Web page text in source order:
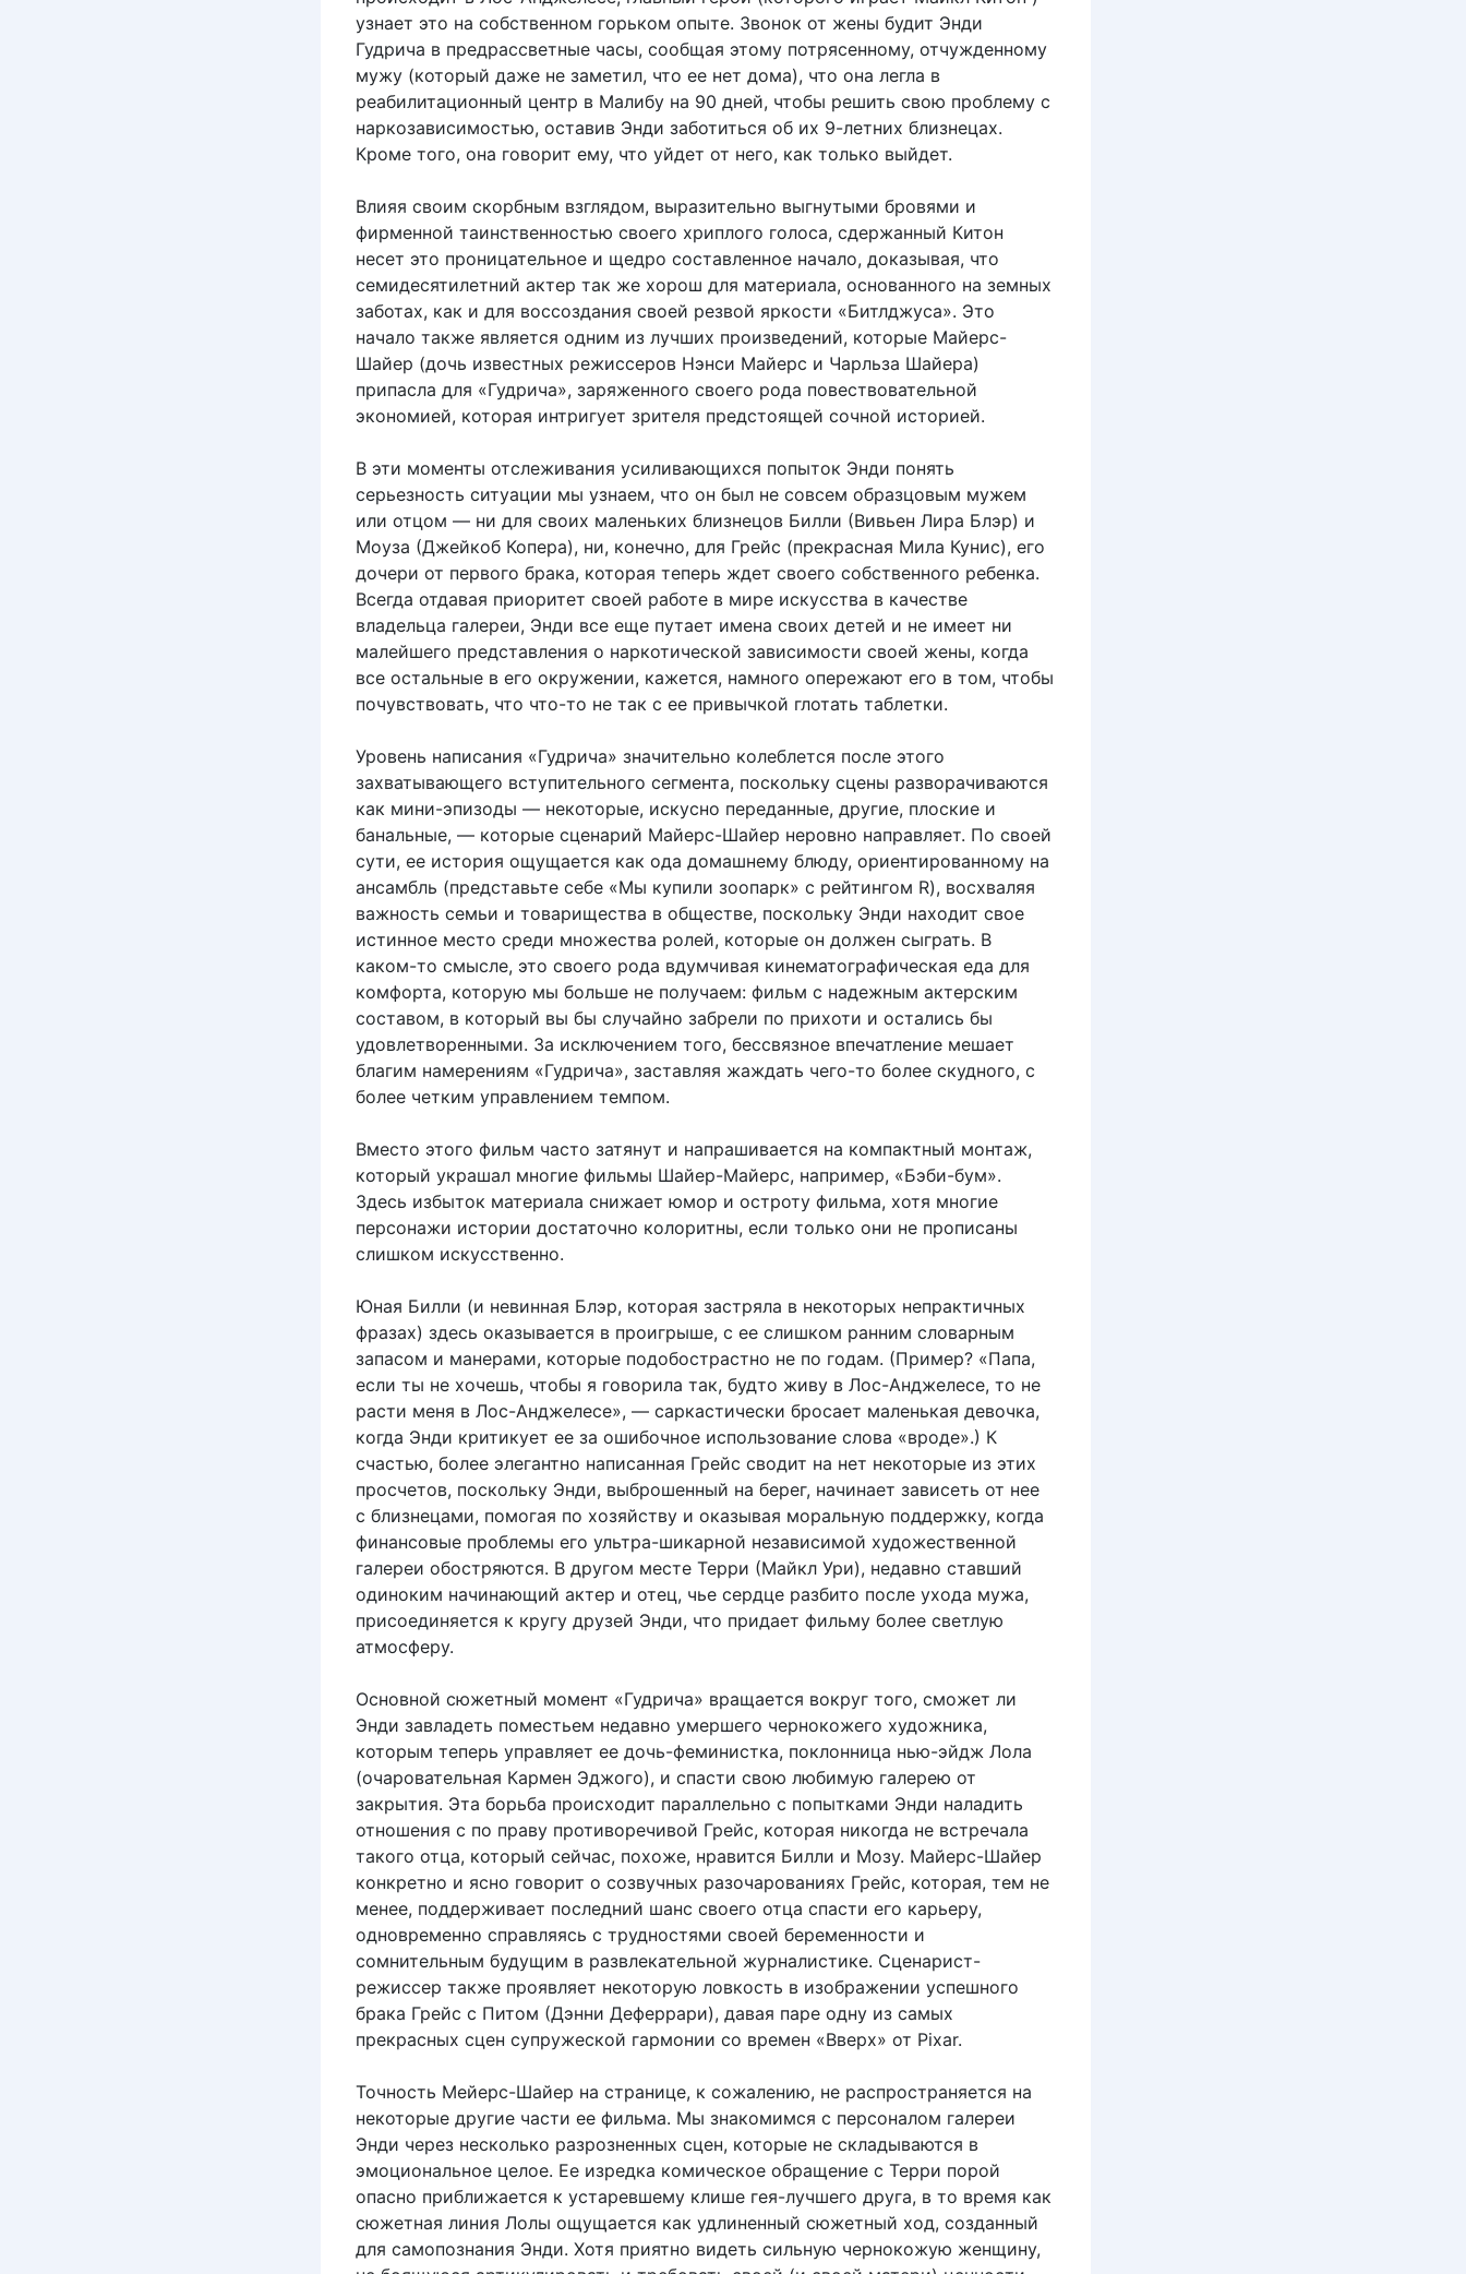
узнает это на собственном горьком опыте. Звонок от жены будит Энди
Гудрича в предрассветные часы, сообщая этому потрясенному, отчужденному
мужу (который даже не заметил, что ее нет дома), что она легла в
реабилитационный центр в Малибу на 90 дней, чтобы решить свою проблему с
наркозависимостью, оставив Энди заботиться об их 9-летних близнецах.
Кроме того, она говорит ему, что уйдет от него, как только выйдет.
Влияя своим скорбным взглядом, выразительно выгнутыми бровями и
фирменной таинственностью своего хриплого голоса, сдержанный Китон
несет это проницательное и щедро составленное начало, доказывая, что
семидесятилетний актер так же хорош для материала, основанного на земных
заботах, как и для воссоздания своей резвой яркости «Битлджуса». Это
начало также является одним из лучших произведений, которые Майерс-
Шайер (дочь известных режиссеров Нэнси Майерс и Чарльза Шайера)
припасла для «Гудрича», заряженного своего рода повествовательной
экономией, которая интригует зрителя предстоящей сочной историей.
В эти моменты отслеживания усиливающихся попыток Энди понять
серьезность ситуации мы узнаем, что он был не совсем образцовым мужем
или отцом — ни для своих маленьких близнецов Билли (Вивьен Лира Блэр) и
Моуза (Джейкоб Копера), ни, конечно, для Грейс (прекрасная Мила Кунис), его
дочери от первого брака, которая теперь ждет своего собственного ребенка.
Всегда отдавая приоритет своей работе в мире искусства в качестве
владельца галереи, Энди все еще путает имена своих детей и не имеет ни
малейшего представления о наркотической зависимости своей жены, когда
все остальные в его окружении, кажется, намного опережают его в том, чтобы
почувствовать, что что-то не так с ее привычкой глотать таблетки.
Уровень написания «Гудрича» значительно колеблется после этого
захватывающего вступительного сегмента, поскольку сцены разворачиваются
как мини-эпизоды — некоторые, искусно переданные, другие, плоские и
банальные, — которые сценарий Майерс-Шайер неровно направляет. По своей
сути, ее история ощущается как ода домашнему блюду, ориентированному на
ансамбль (представьте себе «Мы купили зоопарк» с рейтингом R), восхваляя
важность семьи и товарищества в обществе, поскольку Энди находит свое
истинное место среди множества ролей, которые он должен сыграть. В
каком-то смысле, это своего рода вдумчивая кинематографическая еда для
комфорта, которую мы больше не получаем: фильм с надежным актерским
составом, в который вы бы случайно забрели по прихоти и остались бы
удовлетворенными. За исключением того, бессвязное впечатление мешает
благим намерениям «Гудрича», заставляя жаждать чего-то более скудного, с
более четким управлением темпом.
Вместо этого фильм часто затянут и напрашивается на компактный монтаж,
который украшал многие фильмы Шайер-Майерс, например, «Бэби-бум».
Здесь избыток материала снижает юмор и остроту фильма, хотя многие
персонажи истории достаточно колоритны, если только они не прописаны
слишком искусственно.
Юная Билли (и невинная Блэр, которая застряла в некоторых непрактичных
фразах) здесь оказывается в проигрыше, с ее слишком ранним словарным
запасом и манерами, которые подобострастно не по годам. (Пример? «Папа,
если ты не хочешь, чтобы я говорила так, будто живу в Лос-Анджелесе, то не
расти меня в Лос-Анджелесе», — саркастически бросает маленькая девочка,
когда Энди критикует ее за ошибочное использование слова «вроде».) К
счастью, более элегантно написанная Грейс сводит на нет некоторые из этих
просчетов, поскольку Энди, выброшенный на берег, начинает зависеть от нее
с близнецами, помогая по хозяйству и оказывая моральную поддержку, когда
финансовые проблемы его ультра-шикарной независимой художественной
галереи обостряются. В другом месте Терри (Майкл Ури), недавно ставший
одиноким начинающий актер и отец, чье сердце разбито после ухода мужа,
присоединяется к кругу друзей Энди, что придает фильму более светлую
атмосферу.
Основной сюжетный момент «Гудрича» вращается вокруг того, сможет ли
Энди завладеть поместьем недавно умершего чернокожего художника,
которым теперь управляет ее дочь-феминистка, поклонница нью-эйдж Лола
(очаровательная Кармен Эджого), и спасти свою любимую галерею от
закрытия. Эта борьба происходит параллельно с попытками Энди наладить
отношения с по праву противоречивой Грейс, которая никогда не встречала
такого отца, который сейчас, похоже, нравится Билли и Мозу. Майерс-Шайер
конкретно и ясно говорит о созвучных разочарованиях Грейс, которая, тем не
менее, поддерживает последний шанс своего отца спасти его карьеру,
одновременно справляясь с трудностями своей беременности и
сомнительным будущим в развлекательной журналистике. Сценарист-
режиссер также проявляет некоторую ловкость в изображении успешного
брака Грейс с Питом (Дэнни Деферрари), давая паре одну из самых
прекрасных сцен супружеской гармонии со времен «Вверх» от Pixar.
Точность Мейерс-Шайер на странице, к сожалению, не распространяется на
некоторые другие части ее фильма. Мы знакомимся с персоналом галереи
Энди через несколько разрозненных сцен, которые не складываются в
эмоциональное целое. Ее изредка комическое обращение с Терри порой
опасно приближается к устаревшему клише гея-лучшего друга, в то время как
сюжетная линия Лолы ощущается как удлиненный сюжетный ход, созданный
для самопознания Энди. Хотя приятно видеть сильную чернокожую женщину,